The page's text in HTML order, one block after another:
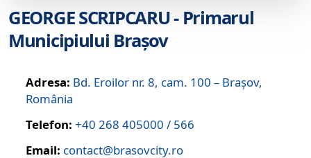
GEORGE SCRIPCARU - Primarul
Municipiului Brașov
Adresa: Bd. Eroilor nr. 8, cam. 100 – Brașov,
România
Telefon: +40 268 405000 / 566
Email: contact@brasovcity.ro